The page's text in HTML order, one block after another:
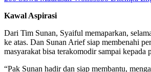
Kawal Aspirasi
Dari Tim Sunan, Syaiful memaparkan,
ke atas. Dan Sunan Arief siap membenahi
masyarakat bisa terakomodir sampai
“Pak Sunan hadir dan siap membantu,